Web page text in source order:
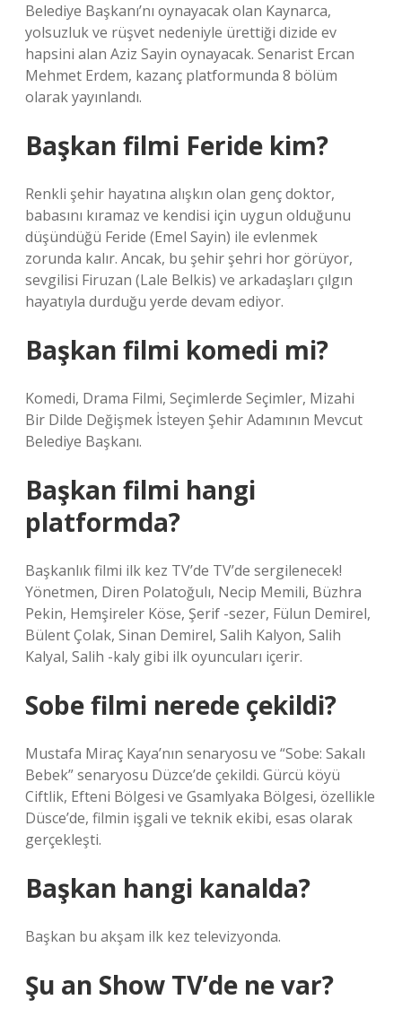
Belediye Başkanı’nı oynayacak olan Kaynarca,
yolsuzluk ve rüşvet nedeniyle ürettiği dizide ev
hapsini alan Aziz Sayin oynayacak. Senarist Ercan
Mehmet Erdem, kazanç platformunda 8 bölüm
olarak yayınlandı.
Başkan filmi Feride kim?
Renkli şehir hayatına alışkın olan genç doktor,
babasını kıramaz ve kendisi için uygun olduğunu
düşündüğü Feride (Emel Sayin) ile evlenmek
zorunda kalır. Ancak, bu şehir şehri hor görüyor,
sevgilisi Firuzan (Lale Belkis) ve arkadaşları çılgın
hayatıyla durduğu yerde devam ediyor.
Başkan filmi komedi mi?
Komedi, Drama Filmi, Seçimlerde Seçimler, Mizahi
Bir Dilde Değişmek İsteyen Şehir Adamının Mevcut
Belediye Başkanı.
Başkan filmi hangi
platformda?
Başkanlık filmi ilk kez TV’de TV’de sergilenecek!
Yönetmen, Diren Polatoğulı, Necip Memili, Büzhra
Pekin, Hemşireler Köse, Şerif -sezer, Fülun Demirel,
Bülent Çolak, Sinan Demirel, Salih Kalyon, Salih
Kalyal, Salih -kaly gibi ilk oyuncuları içerir.
Sobe filmi nerede çekildi?
Mustafa Miraç Kaya’nın senaryosu ve “Sobe: Sakalı
Bebek” senaryosu Düzce’de çekildi. Gürcü köyü
Ciftlik, Efteni Bölgesi ve Gsamlyaka Bölgesi, özellikle
Düsce’de, filmin işgali ve teknik ekibi, esas olarak
gerçekleşti.
Başkan hangi kanalda?
Başkan bu akşam ilk kez televizyonda.
Şu an Show TV’de ne var?